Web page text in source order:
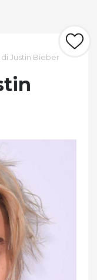
Justin Bieber